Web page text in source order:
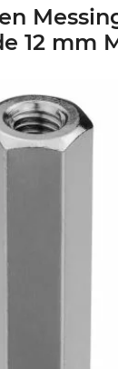
12 mm